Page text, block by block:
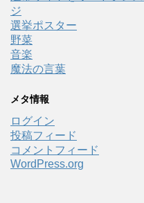
ジ
選挙ポスター
野菜
音楽
魔法の言葉
メタ情報
ログイン
投稿フィード
コメントフィード
WordPress.org